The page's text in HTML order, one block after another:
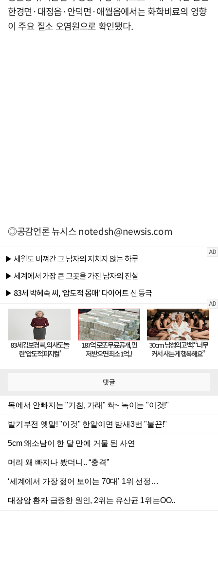
한경면·대정읍·안덕면·애월읍에서는 화학비료의 영향
이 주요 질소 오염원으로 확인됐다.
◎공감언론 뉴시스notedsh@newsis.com
댓글